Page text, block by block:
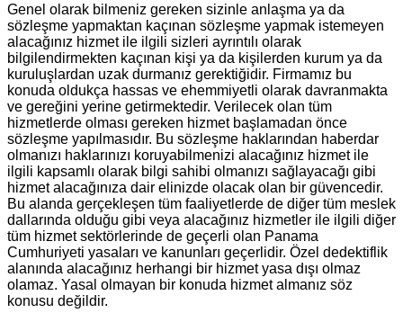
Genel olarak bilmeniz gereken sizinle anlaşma ya da
sözleşme yapmaktan kaçınan sözleşme yapmak istemeyen
alacağınız hizmet ile ilgili sizleri ayrıntılı olarak
bilgilendirmekten kaçınan kişi ya da kişilerden kurum ya da
kuruluşlardan uzak durmanız gerektiğidir. Firmamız bu
konuda oldukça hassas ve ehemmiyetli olarak davranmakta
ve gereğini yerine getirmektedir. Verilecek olan tüm
hizmetlerde olması gereken hizmet başlamadan önce
sözleşme yapılmasıdır. Bu sözleşme haklarından haberdar
olmanızı haklarınızı koruyabilmenizi alacağınız hizmet ile
ilgili kapsamlı olarak bilgi sahibi olmanızı sağlayacağı gibi
hizmet alacağınıza dair elinizde olacak olan bir güvencedir.
Bu alanda gerçekleşen tüm faaliyetlerde de diğer tüm meslek
dallarında olduğu gibi veya alacağınız hizmetler ile ilgili diğer
tüm hizmet sektörlerinde de geçerli olan Panama
Cumhuriyeti yasaları ve kanunları geçerlidir. Özel dedektiflik
alanında alacağınız herhangi bir hizmet yasa dışı olmaz
olamaz. Yasal olmayan bir konuda hizmet almanız söz
konusu değildir.